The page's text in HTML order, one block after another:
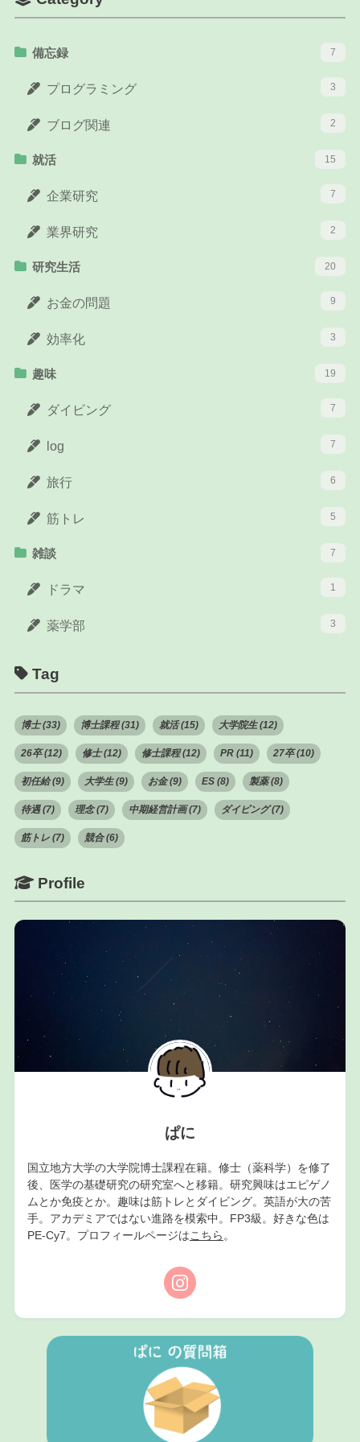
備忘録 7
プログラミング 3
ブログ関連 2
就活 15
企業研究 7
業界研究 2
研究生活 20
お金の問題 9
効率化 3
趣味 19
ダイビング 7
log 7
旅行 6
筋トレ 5
雑談 7
ドラマ 1
薬学部 3
Tag
博士 (33) 博士課程 (31) 就活 (15) 大学院生 (12)
26卒 (12) 修士 (12) 修士課程 (12) PR (11) 27卒 (10)
初任給 (9) 大学生 (9) お金 (9) ES (8) 製薬 (8)
待遇 (7) 理念 (7) 中期経営計画 (7) ダイビング (7)
筋トレ (7) 競合 (6)
Profile
ぱに
国立地方大学の大学院博士課程在籍。修士（薬科学）を修了
後、医学の基礎研究の研究室へと移籍。研究興味はエピゲノ
ムとか免疫とか。趣味は筋トレとダイビング。英語が大の苦
手。アカデミアではない進路を模索中。FP3級。好きな色は
PE-Cy7。プロフィールページはこちら 。